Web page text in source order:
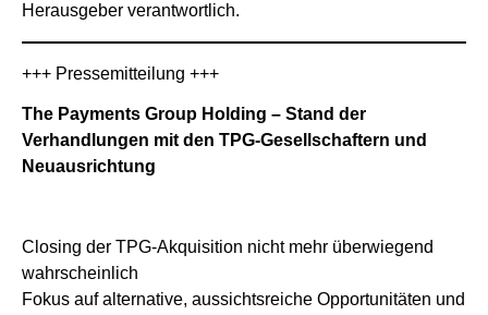
Herausgeber verantwortlich.
+++ Pressemitteilung +++
The Payments Group Holding – Stand der
Verhandlungen mit den TPG-Gesellschaftern und
Neuausrichtung
Closing der TPG-Akquisition nicht mehr überwiegend
wahrscheinlich
Fokus auf alternative, aussichtsreiche Opportunitäten und